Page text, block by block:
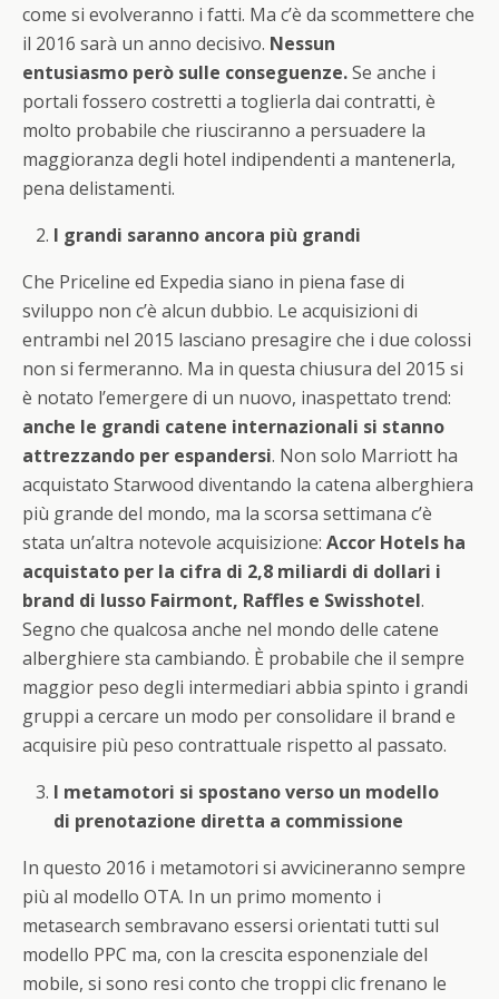
come si evolveranno i fatti. Ma c’è da scommettere che
il 2016 sarà un anno decisivo. Nessun
entusiasmo però sulle conseguenze.Se anche i
portali fossero costretti a toglierla dai contratti, è
molto probabile che riusciranno a persuadere la
maggioranza degli hotel indipendenti a mantenerla,
pena delistamenti.
I grandi saranno ancora più grandi
Che Priceline ed Expedia siano in piena fase di
sviluppo non c’è alcun dubbio. Le acquisizioni di
entrambi nel 2015 lasciano presagire che i due colossi
non si fermeranno. Ma in questa chiusura del 2015 si
è notato l’emergere di un nuovo, inaspettato trend:
anche le grandi catene internazionali si stanno
attrezzando per espandersi. Non solo Marriott ha
acquistato Starwood diventando la catena alberghiera
più grande del mondo, ma la scorsa settimana c’è
stata un’altra notevole acquisizione: Accor Hotels ha
acquistato per la cifra di 2,8 miliardi di dollari i
brand di lusso Fairmont, Raffles e Swisshotel.
Segno che qualcosa anche nel mondo delle catene
alberghiere sta cambiando. È probabile che il sempre
maggior peso degli intermediari abbia spinto i grandi
gruppi a cercare un modo per consolidare il brand e
acquisire più peso contrattuale rispetto al passato.
I metamotori si spostano verso un modello
di prenotazione diretta a commissione
In questo 2016 i metamotori si avvicineranno sempre
più al modello OTA. In un primo momento i
metasearch sembravano essersi orientati tutti sul
modello PPC ma, con la crescita esponenziale del
mobile, si sono resi conto che troppi clic frenano le